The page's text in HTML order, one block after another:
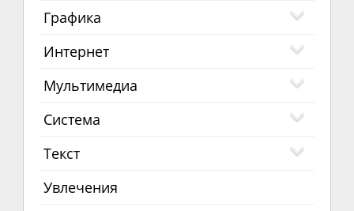
Графика
Интернет
Мультимедиа
Система
Текст
Увлечения